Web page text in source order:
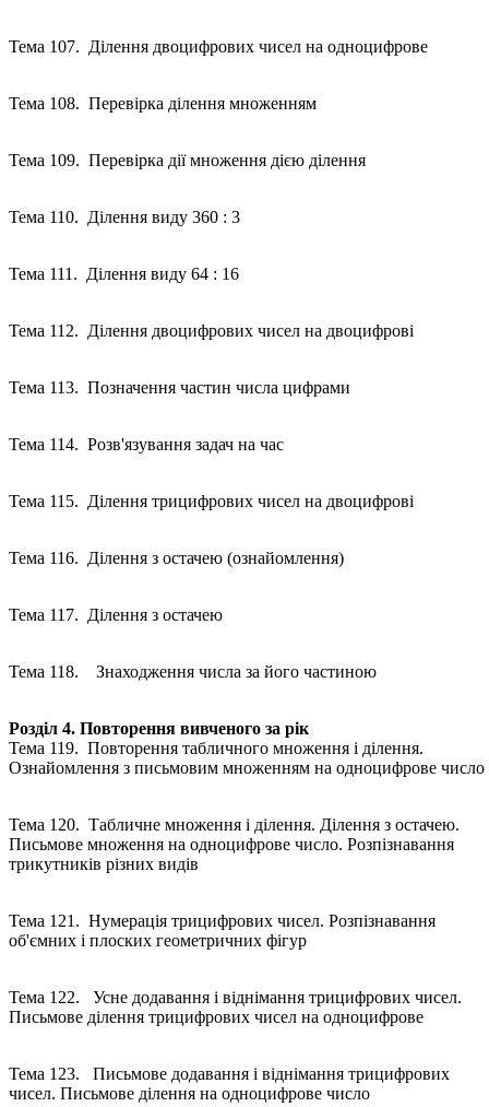
Тема 107. Ділення двоцифрових чисел на одноцифрове
Тема 108. Перевірка ділення множенням
Тема 109. Перевірка дії множення дією ділення
Тема 110. Ділення виду 360 : 3
Тема 111. Ділення виду 64 : 16
Тема 112. Ділення двоцифрових чисел на двоцифрові
Тема 113. Позначення частин числа цифрами
Тема 114. Розв'язування задач на час
Тема 115. Ділення трицифрових чисел на двоцифрові
Тема 116. Ділення з остачею (ознайомлення)
Тема 117. Ділення з остачею
Тема 118. Знаходження числа за його частиною
Розділ 4. Повторення вивченого за рік
Тема 119. Повторення табличного множення і ділення.
Ознайомлення з письмовим множенням на одноцифрове число
Тема 120. Табличне множення і ділення. Ділення з остачею.
Письмове множення на одноцифрове число. Розпізнавання
трикутників різних видів
Тема 121. Нумерація трицифрових чисел. Розпізнавання
об'ємних і плоских геометричних фігур
Тема 122. Усне додавання і віднімання трицифрових чисел.
Письмове ділення трицифрових чисел на одноцифрове
Тема 123. Письмове додавання і віднімання трицифрових
чисел. Письмове ділення на одноцифрове число